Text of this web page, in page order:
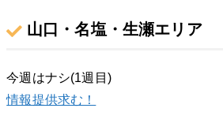
山口・名塩・生瀬エリア
今週はナシ(1週目)
情報提供求む！